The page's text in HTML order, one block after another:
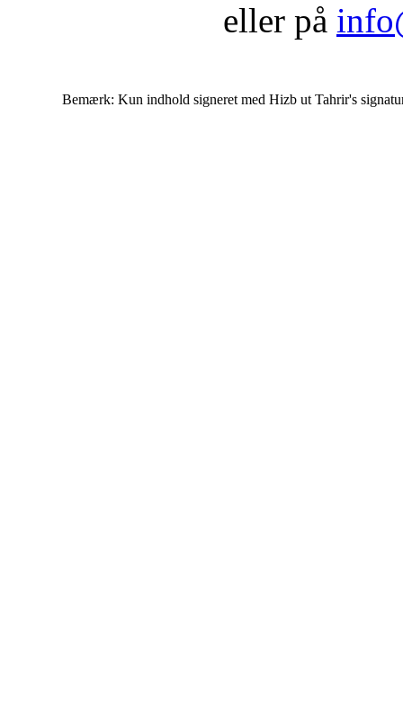
eller på
Bemærk: Kun indhold signeret med Hizb ut Tahrir's